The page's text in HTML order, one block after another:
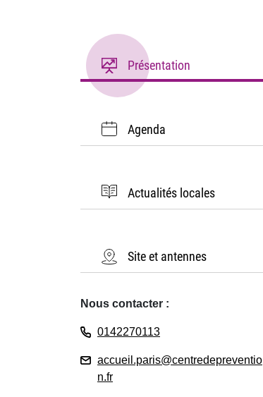
Présentation
Agenda
Actualités locales
Site et antennes
Nous contacter :
0142270113
accueil.paris@centredepreventio
n.fr